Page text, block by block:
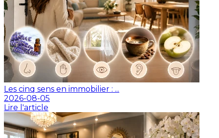
Les cinq sens en immobilier : ...
2026-08-05
Lire l'article